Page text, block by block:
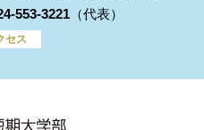
553-3221
セス